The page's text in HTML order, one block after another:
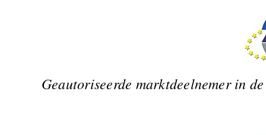
Geautoriseerde marktdeelnemer in